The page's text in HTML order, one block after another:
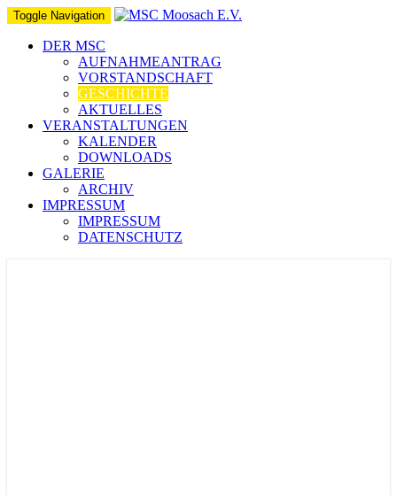
Toggle Navigation
DER MSC
AUFNAHMEANTRAG
VORSTANDSCHAFT
GESCHICHTE
AKTUELLES
VERANSTALTUNGEN
KALENDER
DOWNLOADS
GALERIE
ARCHIV
IMPRESSUM
IMPRESSUM
DATENSCHUTZ